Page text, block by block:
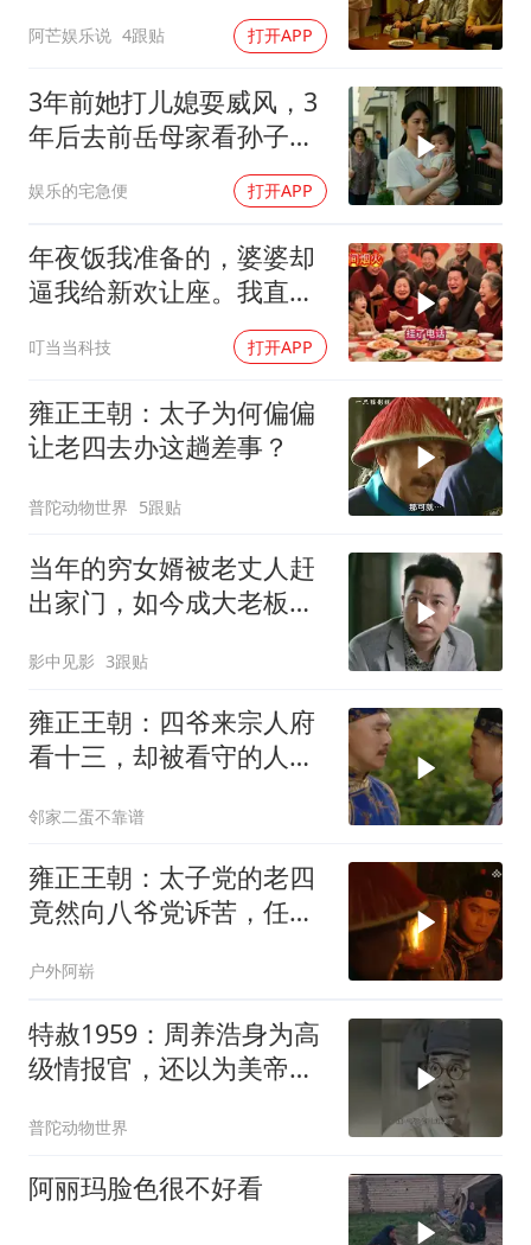
阿芒娱乐说 4跟贴 打开APP
3年前她打儿媳耍威风，3
年后去前岳母家看孙子，
娱乐的宅急便 打开APP
年夜饭我准备的，婆婆却
逼我给新欢让座。我直接
离开，半小时后全家哭着
求我回去
叮当当科技 打开APP
雍正王朝：太子为何偏偏
让老四去办这趟差事？
普陀动物世界 5跟贴
当年的穷女婿被老丈人赶
出家门，如今成大老板风
影中见影 3跟贴
雍正王朝：四爷来宗人府
看十三，却被看守的人拦
邻家二蛋不靠谱
雍正王朝：太子党的老四
竟然向八爷党诉苦，任谁
户外阿崭
特赦1959：周养浩身为高
级情报官，还以为美帝打
骂！
普陀动物世界
阿丽玛脸色很不好看